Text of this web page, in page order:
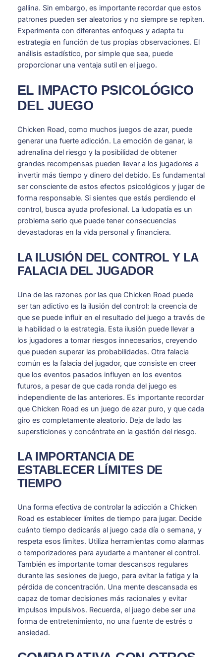
gallina. Sin embargo, es importante recordar que estos
patrones pueden ser aleatorios y no siempre se repiten.
Experimenta con diferentes enfoques y adapta tu
estrategia en función de tus propias observaciones. El
análisis estadístico, por simple que sea, puede
proporcionar una ventaja sutil en el juego.
EL IMPACTO PSICOLÓGICO
DEL JUEGO
Chicken Road, como muchos juegos de azar, puede
generar una fuerte adicción. La emoción de ganar, la
adrenalina del riesgo y la posibilidad de obtener
grandes recompensas pueden llevar a los jugadores a
invertir más tiempo y dinero del debido. Es fundamental
ser consciente de estos efectos psicológicos y jugar de
forma responsable. Si sientes que estás perdiendo el
control, busca ayuda profesional. La ludopatía es un
problema serio que puede tener consecuencias
devastadoras en la vida personal y financiera.
LA ILUSIÓN DEL CONTROL Y LA
FALACIA DEL JUGADOR
Una de las razones por las que Chicken Road puede
ser tan adictivo es la ilusión del control: la creencia de
que se puede influir en el resultado del juego a través de
la habilidad o la estrategia. Esta ilusión puede llevar a
los jugadores a tomar riesgos innecesarios, creyendo
que pueden superar las probabilidades. Otra falacia
común es la falacia del jugador, que consiste en creer
que los eventos pasados influyen en los eventos
futuros, a pesar de que cada ronda del juego es
independiente de las anteriores. Es importante recordar
que Chicken Road es un juego de azar puro, y que cada
giro es completamente aleatorio. Deja de lado las
supersticiones y concéntrate en la gestión del riesgo.
LA IMPORTANCIA DE
ESTABLECER LÍMITES DE
TIEMPO
Una forma efectiva de controlar la adicción a Chicken
Road es establecer límites de tiempo para jugar. Decide
cuánto tiempo dedicarás al juego cada día o semana, y
respeta esos límites. Utiliza herramientas como alarmas
o temporizadores para ayudarte a mantener el control.
También es importante tomar descansos regulares
durante las sesiones de juego, para evitar la fatiga y la
pérdida de concentración. Una mente descansada es
capaz de tomar decisiones más racionales y evitar
impulsos impulsivos. Recuerda, el juego debe ser una
forma de entretenimiento, no una fuente de estrés o
ansiedad.